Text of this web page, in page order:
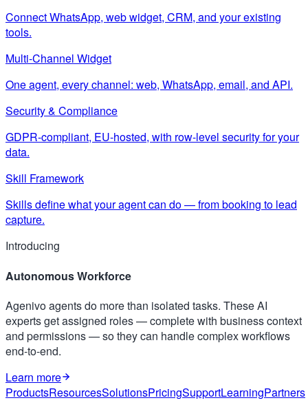
Connect WhatsApp, web widget, CRM, and your existing
tools.
Multi-Channel Widget
One agent, every channel: web, WhatsApp, email, and API.
Security & Compliance
GDPR-compliant, EU-hosted, with row-level security for your
data.
Skill Framework
Skills define what your agent can do — from booking to lead
capture.
Introducing
Autonomous Workforce
Agenivo agents do more than isolated tasks. These AI
experts get assigned roles — complete with business context
and permissions — so they can handle complex workflows
end-to-end.
Learn more
ProductsResourcesSolutionsPricingSupportLearningPartners